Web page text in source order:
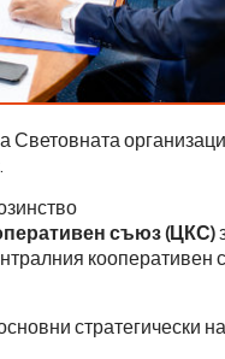
съюз (ЦКС)
кооперативен
стратегически